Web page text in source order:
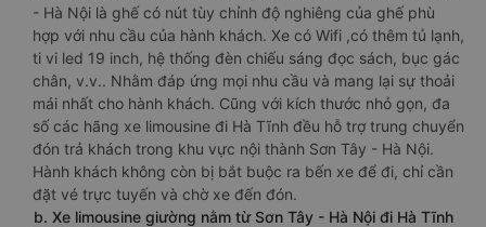
- Hà Nội là ghế có nút tùy chỉnh độ nghiêng của ghế phù
hợp với nhu cầu của hành khách. Xe có Wifi ,có thêm tủ lạnh,
ti vi led 19 inch, hệ thống đèn chiếu sáng đọc sách, bục gác
chân, v.v.. Nhằm đáp ứng mọi nhu cầu và mang lại sự thoải
mái nhất cho hành khách. Cũng với kích thước nhỏ gọn, đa
số các hãng xe limousine đi Hà Tĩnh đều hỗ trợ trung chuyển
đón trả khách trong khu vực nội thành Sơn Tây - Hà Nội.
Hành khách không còn bị bắt buộc ra bến xe để đi, chỉ cần
đặt vé trực tuyến và chờ xe đến đón.
b. Xe limousine giường nằm từ Sơn Tây - Hà Nội đi Hà Tĩnh